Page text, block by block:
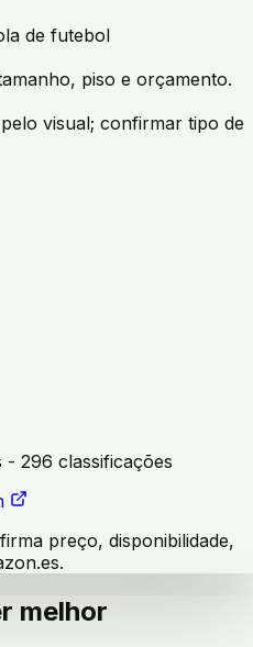
de futebol
piso e orçamento.
visual; confirmar tipo de
- 296 classificações
preço, disponibilidade,
melhor